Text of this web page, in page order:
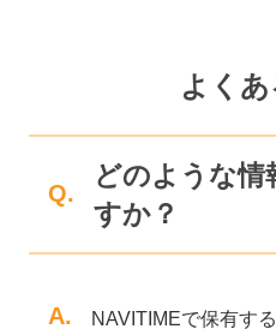
よく
Q.
どのような情
すか？
A.
NAVITIMEで保有す